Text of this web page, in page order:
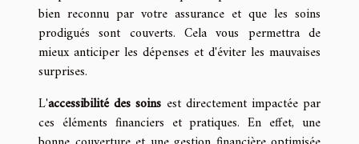
bien reconnu par votre assurance et que les soins
prodigués sont couverts. Cela vous permettra de
mieux anticiper les dépenses et d'éviter les mauvaises
surprises.
L'accessibilité des soins est directement impactée par
ces éléments financiers et pratiques. En effet, une